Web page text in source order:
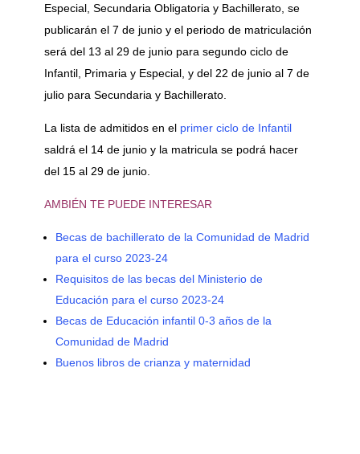
Especial, Secundaria Obligatoria y Bachillerato, se
publicarán el 7 de junio y el periodo de matriculación
será del 13 al 29 de junio para segundo ciclo de
Infantil, Primaria y Especial, y del 22 de junio al 7 de
julio para Secundaria y Bachillerato.
La lista de admitidos en elprimer ciclo de Infantil
saldrá el 14 de junio y la matricula se podrá hacer
del 15 al 29 de junio.
AMBIÉN TE PUEDE INTERESAR
Becas de bachillerato de la Comunidad de Madrid
para el curso 2023-24
Requisitos de las becas del Ministerio de
Educación para el curso 2023-24
Becas de Educación infantil 0-3 años de la
Comunidad de Madrid
Buenos libros de crianza y maternidad